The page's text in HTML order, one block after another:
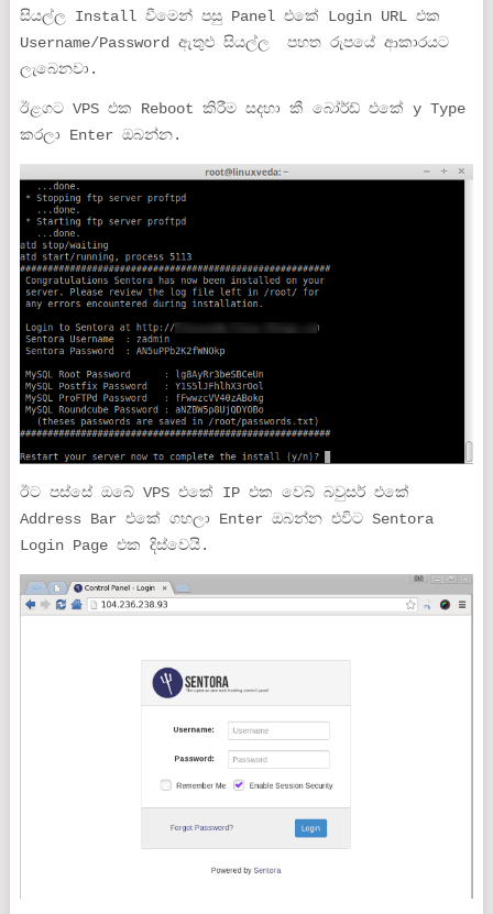
සියල්ල Install වීමෙන් පසු Panel එකේ Login URL එක
Username/Password ඇතුළු සියල්ල පහත රුපයේ ආකාරයට
ලැබෙනවා.
ඊළගට VPS එක Reboot කිරීම සදහා කී බෝර්ඩ් එකේ y Type
කරලා Enter ඔබන්න.
ඊට පස්සේ ඔබේ VPS එකේ IP එක වෙබ් බවුසර් එකේ
Address Bar එකේ ගහලා Enter ඔබන්න එවිට Sentora
Login Page එක දිස්වෙයි.